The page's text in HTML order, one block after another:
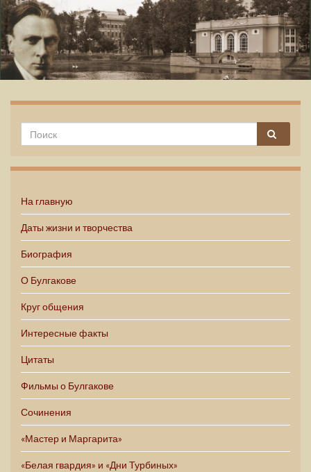
На главную
Даты жизни и творчества
Биография
О Булгакове
Круг общения
Интересные факты
Цитаты
Фильмы о Булгакове
Сочинения
«Мастер и Маргарита»
«Белая гвардия» и «Дни Турбиных»